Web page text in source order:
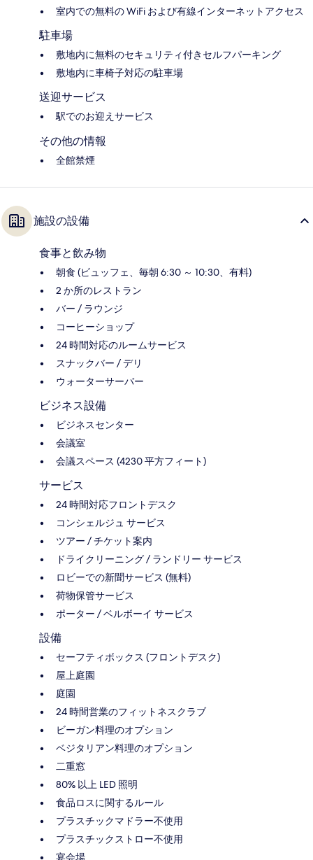
室内での無料の WiFi および有線インターネットアクセス
駐車場
敷地内に無料のセキュリティ付きセルフパーキング
敷地内に車椅子対応の駐車場
送迎サービス
駅でのお迎えサービス
その他の情報
全館禁煙
施設の設備
食事と飲み物
朝食 (ビュッフェ、毎朝 6:30 ～ 10:30、有料)
2 か所のレストラン
バー / ラウンジ
コーヒーショップ
24 時間対応のルームサービス
スナックバー / デリ
ウォーターサーバー
ビジネス設備
ビジネスセンター
会議室
会議スペース (4230 平方フィート)
サービス
24 時間対応フロントデスク
コンシェルジュ サービス
ツアー / チケット案内
ドライクリーニング / ランドリー サービス
ロビーでの新聞サービス (無料)
荷物保管サービス
ポーター / ベルボーイ サービス
設備
セーフティボックス (フロントデスク)
屋上庭園
庭園
24 時間営業のフィットネスクラブ
ビーガン料理のオプション
ベジタリアン料理のオプション
二重窓
80% 以上 LED 照明
食品ロスに関するルール
プラスチックマドラー不使用
プラスチックストロー不使用
宴会場